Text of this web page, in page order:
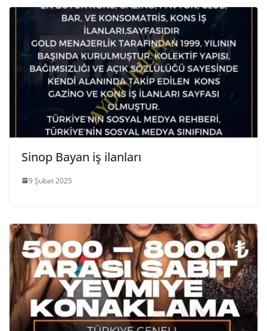
Sinop Bayan iş ilanları
9 Şubat 2025